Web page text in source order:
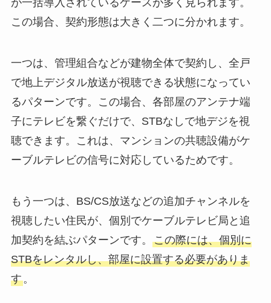
が一括導入されているケースが多く見られます。
この場合、契約形態は大きく二つに分かれます。
一つは、管理組合などが建物全体で契約し、全戸
で地上デジタル放送が視聴できる状態になってい
るパターンです。この場合、各部屋のアンテナ端
子にテレビを繋ぐだけで、STBなしで地デジを視
聴できます。これは、マンションの共聴設備がケ
ーブルテレビの信号に対応しているためです。
もう一つは、BS/CS放送などの追加チャンネルを
視聴したい住民が、個別でケーブルテレビ局と追
加契約を結ぶパターンです。 この際には、個別に
STBをレンタルし、部屋に設置する必要がありま
す。